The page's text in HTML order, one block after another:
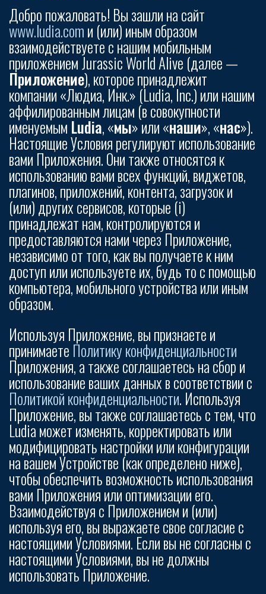
Добро пожаловать! Вы зашли на сайт
www.ludia.comи (или) иным образом
взаимодействуете с нашим мобильным
приложением Jurassic World Alive (далее —
Приложение), которое принадлежит
компании «Людиа, Инк.» (Ludia, Inc.) или нашим
аффилированным лицам (в совокупности
именуемым Ludia, «мы» или «наши», «нас»).
Настоящие Условия регулируют использование
вами Приложения. Они также относятся к
использованию вами всех функций, виджетов,
плагинов, приложений, контента, загрузок и
(или) других сервисов, которые (i)
принадлежат нам, контролируются и
предоставляются нами через Приложение,
независимо от того, как вы получаете к ним
доступ или используете их, будь то с помощью
компьютера, мобильного устройства или иным
образом.
Используя Приложение, вы признаете и
принимаете Политику конфиденциальности
Приложения, а также соглашаетесь на сбор и
использование ваших данных в соответствии с
Политикой конфиденциальности. Используя
Приложение, вы также соглашаетесь с тем, что
Ludia может изменять, корректировать или
модифицировать настройки или конфигурации
на вашем Устройстве (как определено ниже),
чтобы обеспечить возможность использования
вами Приложения или оптимизации его.
Взаимодействуя с Приложением и (или)
используя его, вы выражаете свое согласие с
настоящими Условиями. Если вы не согласны с
настоящими Условиями, вы не должны
использовать Приложение.